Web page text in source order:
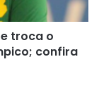
troca o
confira